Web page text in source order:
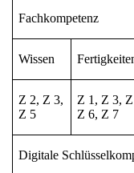
Fachkompetenz
Wissen
Z 2, Z 3,
Z 5
Z 1, Z 3,
Z 6, Z 7
Digitale